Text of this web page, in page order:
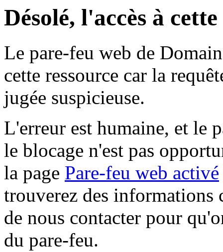
Désolé, l'accès à
Le pare-feu web de
cette ressource car la
jugée suspicieuse.
L'erreur est humaine, et le
le blocage n'est pas
la page Pare-feu web activé
trouverez des informations
de nous contacter pour
du pare-feu.